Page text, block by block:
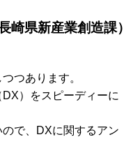
崎県新産業創造課）
つあります。
DX）をスピーディーに
で、
DXに関するアン